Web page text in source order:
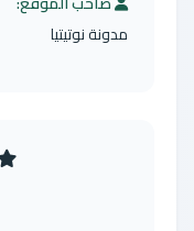
مدونة نوتيتيا